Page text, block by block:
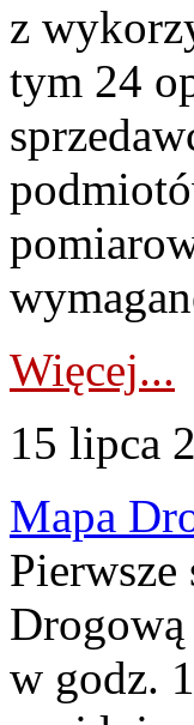
z
tym 24
Więcej...
15 lipca
Mapa
Pierwsze
w godz.